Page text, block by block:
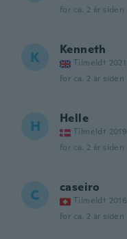
for ca. 2 år siden
K Kenneth
Tilmeldt 2021
for ca. 2 år siden
H Helle
Tilmeldt 2019
for ca. 2 år siden
C caseiro
Tilmeldt 2016
for ca. 2 år siden